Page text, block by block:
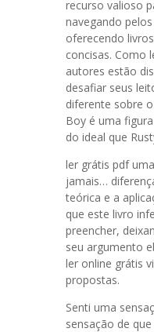
recurso valioso
navegando
oferecendo
concisas. Como
autores estão
desafiar seus
diferente sobre
Boy é uma
do ideal que
ler grátis pdf
jamais…
teórica e a
que este livro
preencher,
seu argumento
ler online grátis
propostas.
Senti uma
sensação de